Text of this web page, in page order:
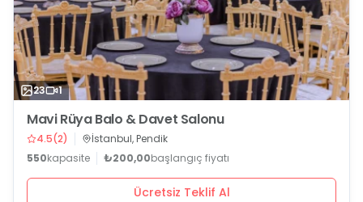
23 1
Mavi Rüya Balo & Davet Salonu
4.5(2)
İstanbul, Pendik
550kapasite ₺200,00başlangıç fiyatı
Ücretsiz Teklif Al